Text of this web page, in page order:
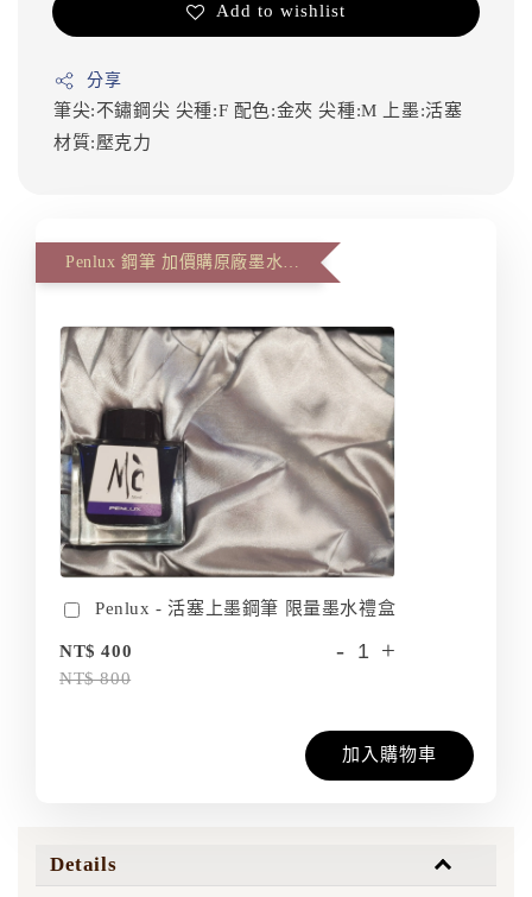
Add to wishlist
分享
筆尖:不鏽鋼尖 尖種:F 配色:金夾尖種:M
上墨:活塞
材質:壓克力
Penlux 鋼筆 加價購原廠墨水禮盒裝
Penlux - 活塞上墨鋼筆 限量墨水禮盒
NT$ 400
NT$ 800
- +
加入購物車
Details